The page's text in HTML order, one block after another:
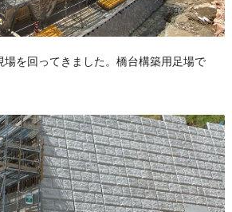
を回ってきました。橋台構築用足場で